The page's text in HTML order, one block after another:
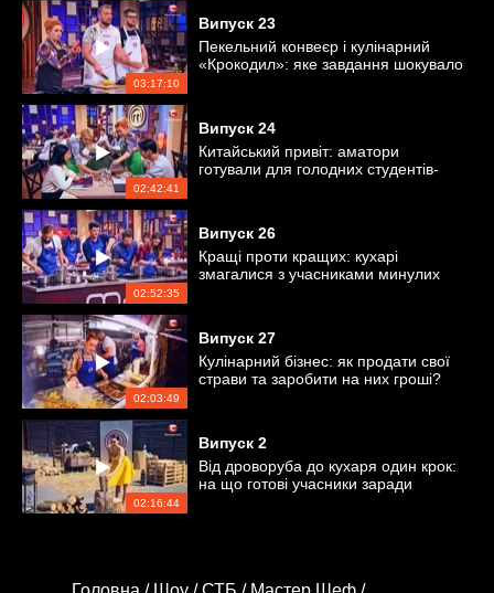
03:17:10
Випуск 23
Пекельний конвеєр і кулінарний
«Крокодил»: яке завдання шокувало
02:42:41
Випуск 24
Китайський привіт: аматори
готували для голодних студентів-
02:52:35
Випуск 26
Кращі проти кращих: кухарі
змагалися з учасниками минулих
02:03:49
Випуск 27
Кулінарний бізнес: як продати свої
страви та заробити на них гроші?
02:16:44
Випуск 2
Від дроворуба до кухаря один крок:
на що готові учасники заради